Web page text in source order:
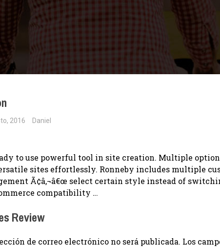
2016 Daniel
to use powerful tool in site creation. Multiple
sites effortlessly. Ronneby includes multiple
Ã¢â‚¬â€œ select certain style instead of
compatibility …
Review
de correo electrónico no será publicada. Los